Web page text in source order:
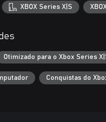
XBOX Series X|S
Otimizado para o Xbox Series
Conquistas do